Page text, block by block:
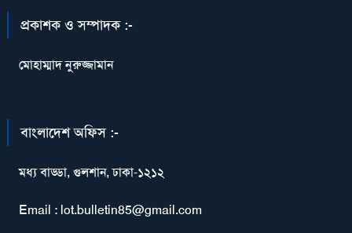
প্রকাশক ও সম্পাদক :-
মোহাম্মাদ নুরুজ্জামান
বাংলাদেশ অফিস :-
মধ্য বাড্ডা, গুলশান, ঢাকা-১২১২
Email : lot.bulletin85@gmail.com